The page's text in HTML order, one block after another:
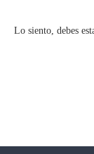
Lo siento, debes